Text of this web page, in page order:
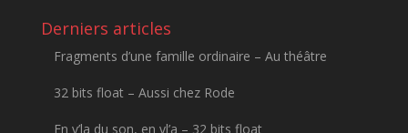
Derniers articles
Fragments d’une famille ordinaire – Au théâtre
32 bits float – Aussi chez Rode
En v’la du son, en vl’a – 32 bits float